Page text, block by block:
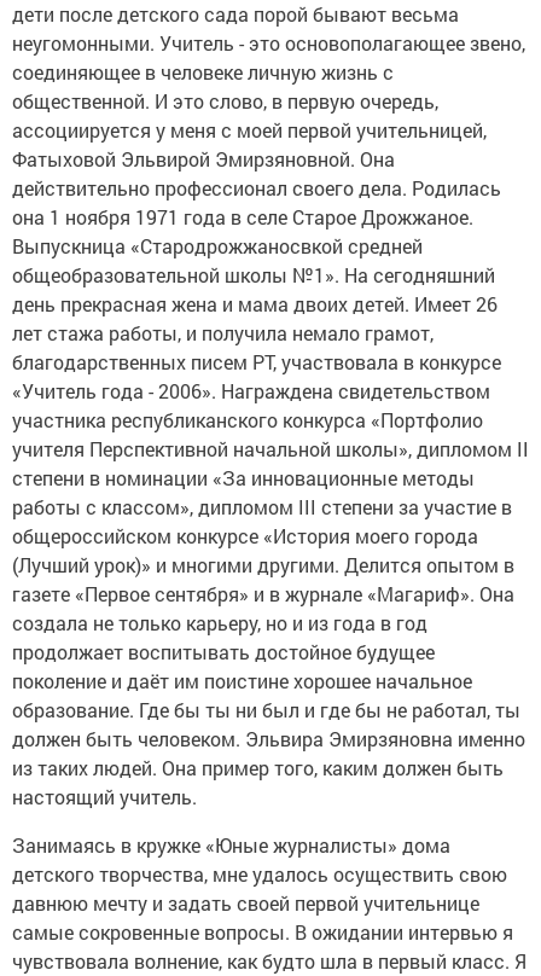
дети после детского сада порой бывают весьма
неугомонными. Учитель - это основополагающее звено,
соединяющее в человеке личную жизнь с
общественной. И это слово, в первую очередь,
ассоциируется у меня с моей первой учительницей,
Фатыховой Эльвирой Эмирзяновной. Она
действительно профессионал своего дела. Родилась
она 1 ноября 1971 года в селе Старое Дрожжаное.
Выпускница «Стародрожжаносвкой средней
общеобразовательной школы №1». На сегодняшний
день прекрасная жена и мама двоих детей. Имеет 26
лет стажа работы, и получила немало грамот,
благодарственных писем РТ, участвовала в конкурсе
«Учитель года - 2006». Награждена свидетельством
участника республиканского конкурса «Портфолио
учителя Перспективной начальной школы», дипломом II
степени в номинации «За инновационные методы
работы с классом», дипломом III степени за участие в
общероссийском конкурсе «История моего города
(Лучший урок)» и многими другими. Делится опытом в
газете «Первое сентября» и в журнале «Магариф». Она
создала не только карьеру, но и из года в год
продолжает воспитывать достойное будущее
поколение и даёт им поистине хорошее начальное
образование. Где бы ты ни был и где бы не работал, ты
должен быть человеком. Эльвира Эмирзяновна именно
из таких людей. Она пример того, каким должен быть
настоящий учитель.
Занимаясь в кружке «Юные журналисты» дома
детского творчества, мне удалось осуществить свою
давнюю мечту и задать своей первой учительнице
самые сокровенные вопросы. В ожидании интервью я
чувствовала волнение, как будто шла в первый класс. Я